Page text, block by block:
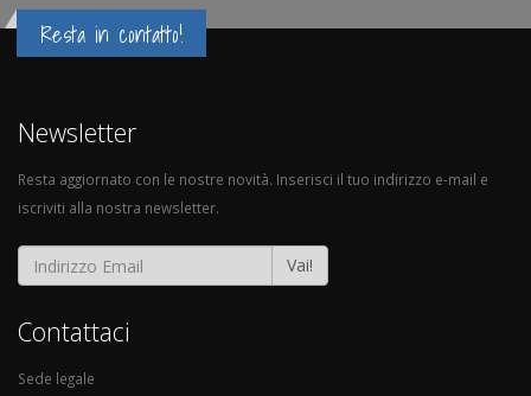
Resta in contatto!
Newsletter
Resta aggiornato con le nostre novità. Inserisci il tuo indirizzo e-mail e
iscriviti alla nostra newsletter.
Vai!
Contattaci
Sede legale